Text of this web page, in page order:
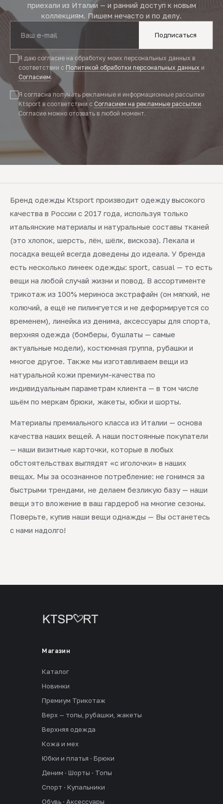
приехали из Италии — и ранний доступ к новым
коллекциям. Пишем нечасто и по делу.
Подписаться
Я даю согласие на обработку моих персональных данных в
соответствии с Политикой обработки персональных данных и
Согласием.
Я согласна получать рекламные и информационные рассылки
Ktsport в соответствии с Согласием на рекламные рассылки.
Согласие можно отозвать в любой момент.
Бренд одежды Ktsport производит одежду высокого
качества в России с 2017 года, используя только
итальянские материалы и натуральные составы тканей
(это хлопок, шерсть, лён, шёлк, вискоза). Лекала и
посадка вещей всегда доведены до идеала. У бренда
есть несколько линеек одежды: sport, casual — то есть
вещи на любой случай жизни и повод. В ассортименте
трикотаж из 100% мериноса экстрафайн (он мягкий, не
колючий, а ещё не пилингуется и не деформируется со
временем), линейка из денима, аксессуары для спорта,
верхняя одежда (бомберы, бушлаты — самые
актуальные модели), костюмная группа, рубашки и
многое другое. Также мы изготавливаем вещи из
натуральной кожи премиум-качества по
индивидуальным параметрам клиента — в том числе
шьём по меркам брюки, жакеты, юбки и шорты.
Материалы премиального класса из Италии — основа
качества наших вещей. А наши постоянные покупатели
— наши визитные карточки, которые в любых
обстоятельствах выглядят «с иголочки» в наших
вещах. Мы за осознанное потребление: не гонимся за
быстрыми трендами, не делаем безликую базу — наши
вещи это вложение в ваш гардероб на многие сезоны.
Поверьте, купив наши вещи однажды — Вы останетесь
с нами надолго!
Магазин
Каталог
Новинки
Премиум Трикотаж
Верх — топы, рубашки, жакеты
Верхняя одежда
Кожа и мех
Юбки и платья · Брюки
Деним · Шорты · Топы
Спорт · Купальники
Обувь · Аксессуары